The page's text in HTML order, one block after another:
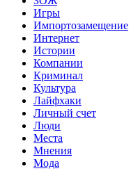
Игры
Импортозамещение
Интернет
Истории
Компании
Криминал
Культура
Лайфхаки
Личный счет
Люди
Места
Мнения
Мода